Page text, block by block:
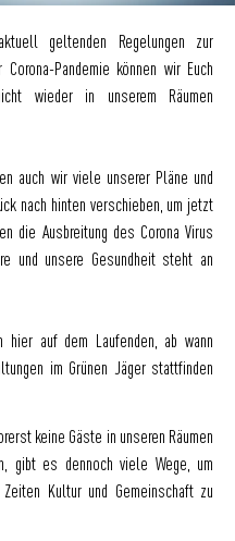
geltenden Regelungen zur
Corona-Pandemie können wir Euch
wieder in unserem Räumen
auch wir viele unserer Pläne und
nach hinten verschieben, um jetzt
die Ausbreitung des Corona Virus
und unsere Gesundheit steht an
hier auf dem Laufenden, ab wann
im Grünen Jäger stattfinden
keine Gäste in unseren Räumen
gibt es dennoch viele Wege, um
Kultur und Gemeinschaft zu